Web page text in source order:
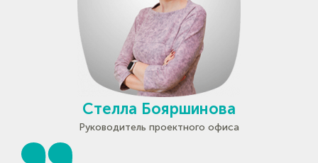
Стелла Бояршинова
Руководитель проектного офиса